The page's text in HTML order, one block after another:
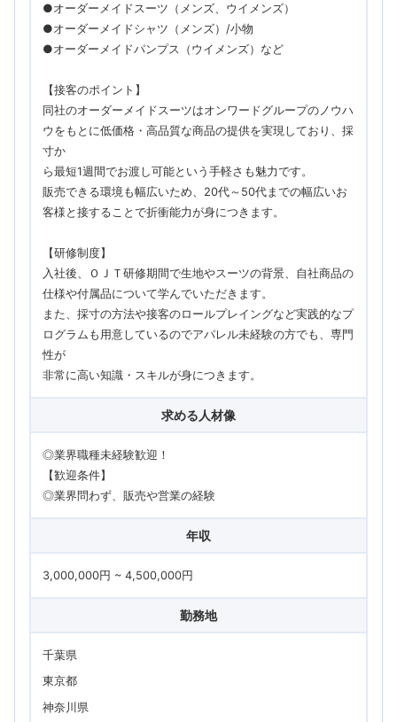
●オーダーメイドスーツ（メンズ、ウイメンズ）
●オーダーメイドシャツ（メンズ）/小物
●オーダーメイドパンプス（ウイメンズ）など
【接客のポイント】
同社のオーダーメイドスーツはオンワードグループのノウハ
ウをもとに低価格・高品質な商品の提供を実現しており、採
寸か
ら最短1週間でお渡し可能という手軽さも魅力です。
販売できる環境も幅広いため、20代～50代までの幅広いお
客様と接することで折衝能力が身につきます。
【研修制度】
入社後、ＯＪＴ研修期間で生地やスーツの背景、自社商品の
仕様や付属品について学んでいただきます。
また、採寸の方法や接客のロールプレイングなど実践的なプ
ログラムも用意しているのでアパレル未経験の方でも、専門
性が
非常に高い知識・スキルが身につきます。
求める人材像
◎業界職種未経験歓迎！
【歓迎条件】
◎業界問わず、販売や営業の経験
年収
3,000,000円 ~ 4,500,000円
勤務地
千葉県
東京都
神奈川県